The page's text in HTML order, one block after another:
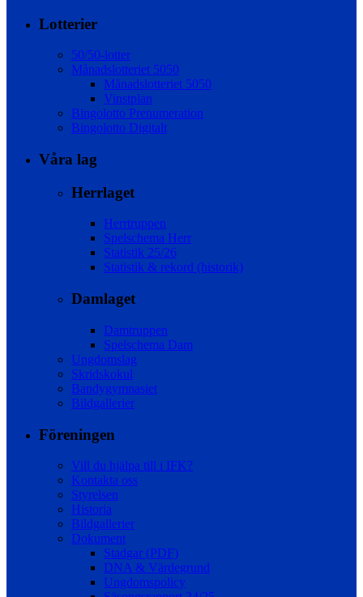
Lotterier
50/50-lotter
Månadslotteriet 5050
Månadslotteriet 5050
Vinstplan
Bingolotto Prenumeration
Bingolotto Digitalt
Våra lag
Herrlaget
Herrtruppen
Spelschema Herr
Statistik 25/26
Statistik & rekord (historik)
Damlaget
Damtruppen
Spelschema Dam
Ungdomslag
Skridskokul
Bandygymnasiet
Bildgallerier
Föreningen
Vill du hjälpa till i IFK?
Kontakta oss
Styrelsen
Historia
Bildgallerier
Dokument
Stadgar (PDF)
DNA & Värdegrund
Ungdomspolicy